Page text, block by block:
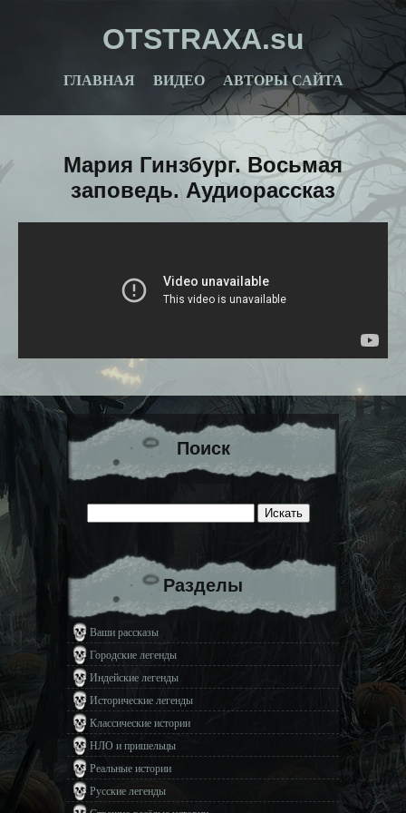
OTSTRAXA.su
ГЛАВНАЯ ВИДЕО АВТОРЫ САЙТА
Мария Гинзбург. Восьмая
заповедь. Аудиорассказ
Поиск
Разделы
Ваши рассказы
Городские легенды
Индейские легенды
Исторические легенды
Классические истории
НЛО и пришельцы
Реальные истории
Русские легенды